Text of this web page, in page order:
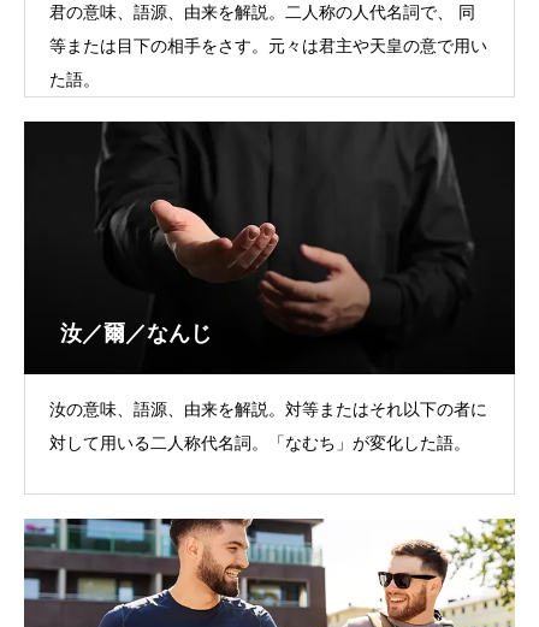
君の意味、語源、由来を解説。二人称の人代名詞で、 同
等または目下の相手をさす。元々は君主や天皇の意で用い
た語。
汝／爾／なんじ
汝の意味、語源、由来を解説。対等またはそれ以下の者に
対して用いる二人称代名詞。「なむち」が変化した語。